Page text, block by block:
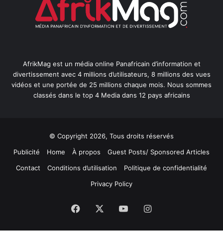
AfrikMag est un média online Panafricain d’information et
divertissement avec 4 millions d’utilisateurs, 8 millions des vues
vidéos et une portée de 25 millions chaque mois. Nous sommes
classés dans le top 4 Media dans 12 pays africains
© Copyright 2026, Tous droits réservés
Publicité
Home À propos
Guest Posts/ Sponsored Articles
Contact
Conditions d’utilisation
Politique de confidentialité
Privacy Policy
Facebook YouTubeInstagram